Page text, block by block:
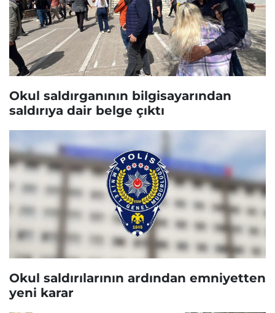
Okul saldırganının bilgisayarından
saldırıya dair belge çıktı
Okul saldırılarının ardından emniyetten
yeni karar